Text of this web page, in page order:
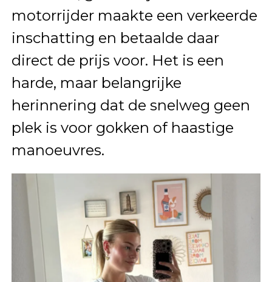
motorrijder maakte een verkeerde
inschatting en betaalde daar
direct de prijs voor. Het is een
harde, maar belangrijke
herinnering dat de snelweg geen
plek is voor gokken of haastige
manoeuvres.